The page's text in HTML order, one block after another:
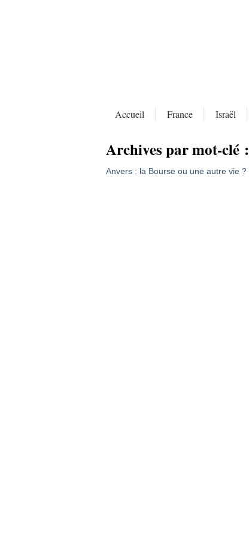
Accueil France Israël
Archives par mot-clé :
Anvers : la Bourse ou une autre vie ?